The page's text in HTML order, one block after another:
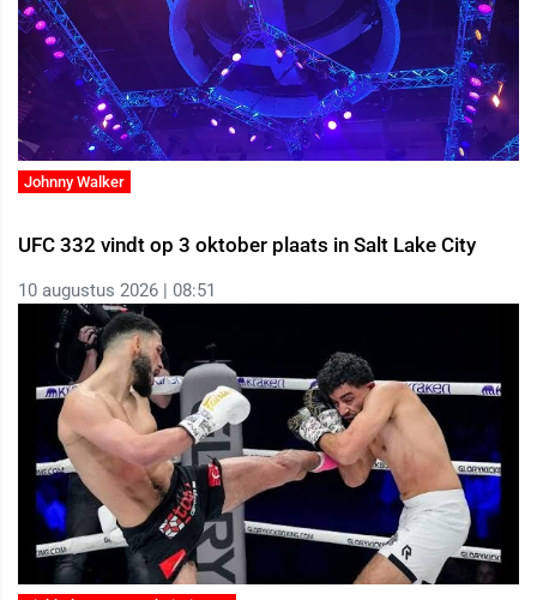
Johnny Walker
UFC 332 vindt op 3 oktober plaats in Salt Lake City
10 augustus 2026 | 08:51